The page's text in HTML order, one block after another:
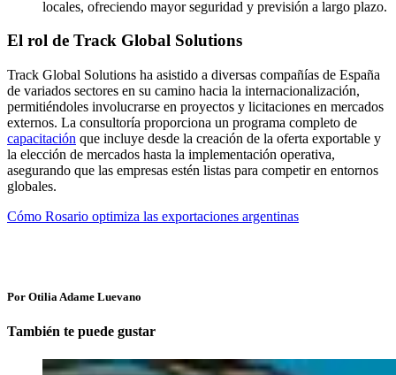
locales, ofreciendo mayor seguridad y previsión a largo plazo.
El rol de Track Global Solutions
Track Global Solutions ha asistido a diversas compañías de España
de variados sectores en su camino hacia la internacionalización,
permitiéndoles involucrarse en proyectos y licitaciones en mercados
externos. La consultoría proporciona un programa completo de
capacitación que incluye desde la creación de la oferta exportable y
la elección de mercados hasta la implementación operativa,
asegurando que las empresas estén listas para competir en entornos
globales.
Cómo Rosario optimiza las exportaciones argentinas
Por Otilia Adame Luevano
También te puede gustar